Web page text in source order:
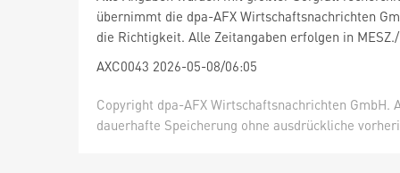
übernimmt die dpa-AFX Wirtschaftsnachrichten
die Richtigkeit. Alle Zeitangaben erfolgen in
AXC0043 2026-05-08/06:05
Copyright dpa-AFX Wirtschaftsnachrichten
dauerhafte Speicherung ohne ausdrückliche